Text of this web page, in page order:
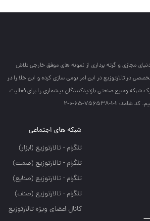
مجازي و گرته برداري از نمونه هاي موفق خارجي تلاش
در تالارتوزيع در اين امر بومي سازي كرده و اين خلا را در
شبكه وسيع صنعتي بازديدكنندگان بيشماري را براي فعاليت
1-756538-65-0-2
شبکه های اجتماعی
تلگرام - تالارتوزيع (ابزار)
تلگرام - تالارتوزيع (صمت)
تلگرام - تالارتوزيع (صنايع)
تلگرام - تالارتوزیع (صنف)
کانال اعضای ویژه تالارتوزیع